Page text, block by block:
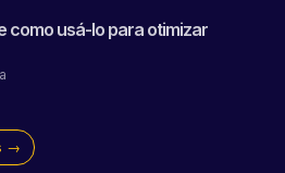
como usá-lo para otimizar
→